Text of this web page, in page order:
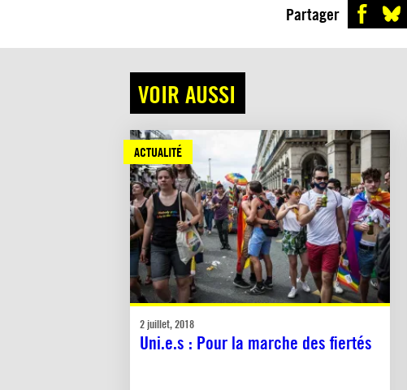
Partager
VOIR AUSSI
ACTUALITÉ
2 juillet, 2018
Uni.e.s : Pour la marche des fiertés